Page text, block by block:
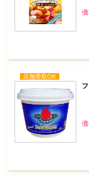
店舗受取OK